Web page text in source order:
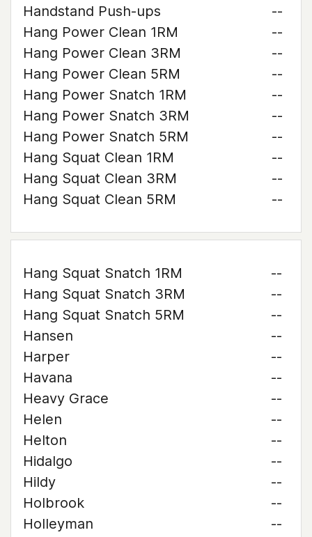
Handstand Push-ups
--
Hang Power Clean 1RM
--
Hang Power Clean 3RM
--
Hang Power Clean 5RM
--
Hang Power Snatch 1RM
--
Hang Power Snatch 3RM
--
Hang Power Snatch 5RM
--
Hang Squat Clean 1RM
--
Hang Squat Clean 3RM
--
Hang Squat Clean 5RM
--
Hang Squat Snatch 1RM
--
Hang Squat Snatch 3RM
--
Hang Squat Snatch 5RM
--
Hansen
--
Harper
--
Havana
--
Heavy Grace
--
Helen
--
Helton
--
Hidalgo
--
Hildy
--
Holbrook
--
Holleyman
--